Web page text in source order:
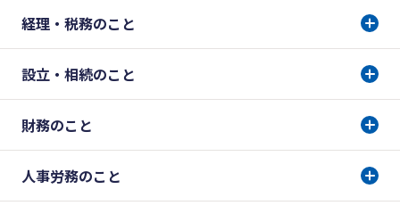
経理・税務のこと
設立・相続のこと
財務のこと
人事労務のこと